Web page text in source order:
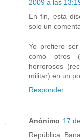
2009 a las
En fin, esta
solo un
Yo prefiero
como otros
horrorosos
militar) en un
Responder
Anónimo 17
República